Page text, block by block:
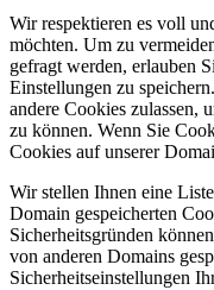
Wir respektieren es voll
möchten. Um zu
gefragt werden, erlauben
Einstellungen zu
andere Cookies zulassen,
zu können. Wenn Sie
Cookies auf unserer
Wir stellen Ihnen eine
Domain gespeicherten
Sicherheitsgründen
von anderen Domains
Sicherheitseinstellungen